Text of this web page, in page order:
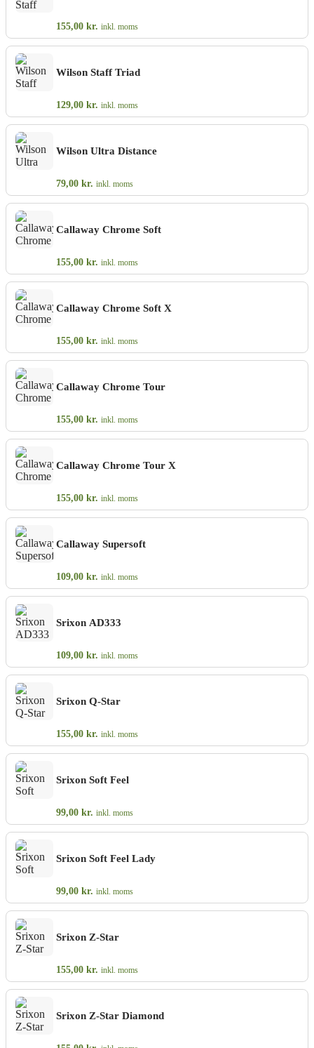
155,00 kr. inkl. moms
Wilson Staff Triad
129,00 kr. inkl. moms
Wilson Ultra Distance
79,00 kr. inkl. moms
Callaway Chrome Soft
155,00 kr. inkl. moms
Callaway Chrome Soft X
155,00 kr. inkl. moms
Callaway Chrome Tour
155,00 kr. inkl. moms
Callaway Chrome Tour X
155,00 kr. inkl. moms
Callaway Supersoft
109,00 kr. inkl. moms
Srixon AD333
109,00 kr. inkl. moms
Srixon Q-Star
155,00 kr. inkl. moms
Srixon Soft Feel
99,00 kr. inkl. moms
Srixon Soft Feel Lady
99,00 kr. inkl. moms
Srixon Z-Star
155,00 kr. inkl. moms
Srixon Z-Star Diamond